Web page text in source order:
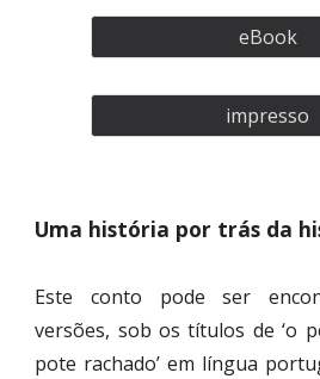
eBook
impresso
Uma história por trás da
Este conto pode ser
versões, sob os títulos de ‘o
pote rachado’ em língua